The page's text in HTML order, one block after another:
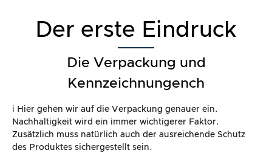
Der erste Eindruck
Die Verpackung und
Kennzeichnungench
ℹ️ Hier gehen wir auf die Verpackung genauer ein.
Nachhaltigkeit wird ein immer wichtigerer Faktor.
Zusätzlich muss natürlich auch der ausreichende Schutz
des Produktes sichergestellt sein.